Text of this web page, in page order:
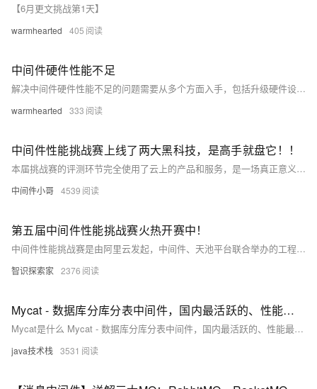
【6月更文挑战第1天】
warmhearted 405
中间件硬件性能不足
解决中间件硬件性能不足的问题需要从多个方面入手，包括升级硬件设备、优化资源配置、引入负载均衡机制、优化中间件配置、使用数据缓存技术以及进行实时监测与调优等。这些措施可以有效提升中间件的硬件性能，提高整个应用系统的性能和稳定性。
warmhearted 333
中间件性能挑战赛上线了两大黑科技，是高手就盘它！！
本届挑战赛的评测环节完全使用了云上的产品和服务，是一场真正意义上的云端赛事。可能有人会说：这有什么了不起？其实不然，纵观每届挑战赛，这还是第一次完全抛弃了阿里集团内部的专有系统而完全拥抱公共云，这是具有里程碑意义的一次改变。
中间件小哥 4539
第五届中间件性能挑战赛火热开赛中！
中间件性能挑战赛是由阿里云发起，中间件、天池平台联合举办的工程视角品牌赛事，初衷是为热爱技术的年轻人提供一个挑战世界级技术问题的舞台，希望选手在追求性能极致的同时能深刻体会技术人的匠心精神，用技术为全社会创造更大价值。
智识探索家 2376
Mycat - 数据库分库分表中间件，国内最活跃的、性能最好的开源数据库中间件！
Mycat是什么 Mycat - 数据库分库分表中间件，国内最活跃的、性能最好的开源数据库中间件！ 一个彻底开源的，面向企业应用开发的大数据库集群 支持事务、ACID、可以替代MySQL的加强版数据库 一个可以视为MySQL集群的企业级数据库，用来替...
java技术栈 3531